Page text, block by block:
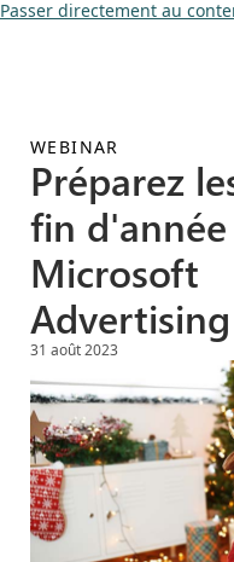
Passer directement au
WEBINAR
Préparez
fin d'année
Microsoft
Advertising
31 août 2023